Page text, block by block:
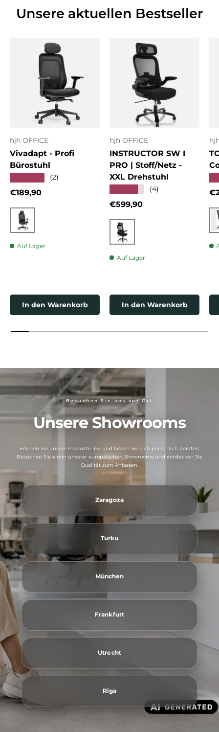
Unsere aktuellen Bestseller
hjh OFFICE
Vivadapt - Profi
Bürostuhl
(2)
Normaler Preis
€189,90
Schwarz
Auf Lager
In den Warenkorb
hjh OFFICE
INSTRUCTOR SW I
PRO | Stoff/Netz -
XXL Drehstuhl
(4)
Normaler Preis
€599,90
Schwarz
Auf Lager
In den Warenkorb
Besuchen Sie uns vor Ort
Unsere Showrooms
Erleben Sie unsere Produkte live und lassen Sie sich persönlich beraten.
Besuchen Sie einen unserer europäischen Showrooms und entdecken Sie
Qualität zum Anfassen.
Zaragoza
Turku
München
Frankfurt
Utrecht
Riga